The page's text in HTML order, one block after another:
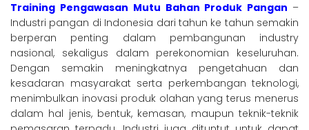
Training Pengawasan Mutu Bahan Produk Pangan –
Industri pangan di Indonesia dari tahun ke tahun semakin
berperan penting dalam pembangunan industry
nasional, sekaligus dalam perekonomian keseluruhan.
Dengan semakin meningkatnya pengetahuan dan
kesadaran masyarakat serta perkembangan teknologi,
menimbulkan inovasi produk olahan yang terus menerus
dalam hal jenis, bentuk, kemasan, maupun teknik-teknik